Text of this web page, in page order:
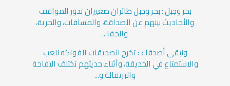
بحر وجبل : بحر وجبل طائران صغيران تدور المواقف
والأحاديث بينهم عن الصداقة، والمسافات، والحرية،
والحفا...
ونبقى أصدقاء : تخرج الصديقات الفواكه للعب
والاستمتاع في الحديقة، وأثناء حديثهم تختلف التفاحة
والبرتقالة و...